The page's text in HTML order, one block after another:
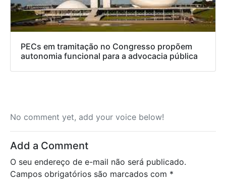
PECs em tramitação no Congresso propõem
autonomia funcional para a advocacia pública
No comment yet, add your voice below!
Add a Comment
O seu endereço de e-mail não será publicado.
Campos obrigatórios são marcados com *